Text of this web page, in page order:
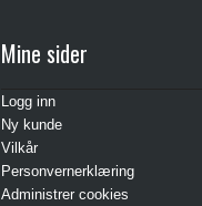
Mine sider
Logg inn
Ny kunde
Vilkår
Personvernerklæring
Administrer cookies